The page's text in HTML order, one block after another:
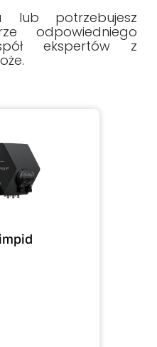
lub potrzebujesz
odpowiedniego
ekspertów z